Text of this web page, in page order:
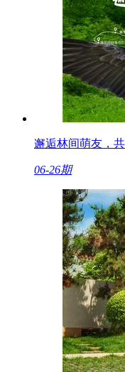
邂逅林间萌友，
06-26期